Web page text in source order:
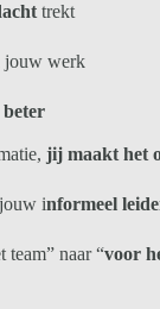
trekt
jouw werk
beter
jij maakt het
informeel
team” naar “voor